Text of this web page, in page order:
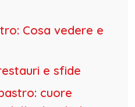
Cosa vedere e
e sfide
cuore